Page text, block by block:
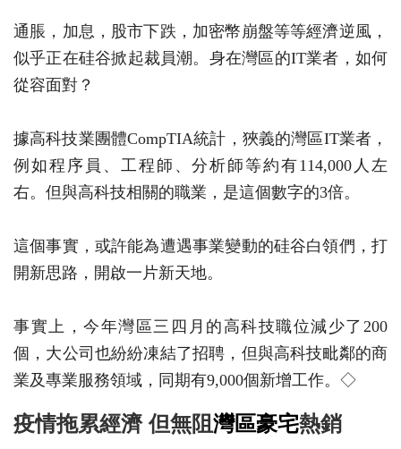
通脹，加息，股市下跌，加密幣崩盤等等經濟逆風，
似乎正在硅谷掀起裁員潮。身在灣區的IT業者，如何
從容面對？
據高科技業團體CompTIA統計，狹義的灣區IT業者，
例如程序員、工程師、分析師等約有114,000人左
右。但與高科技相關的職業，是這個數字的3倍。
這個事實，或許能為遭遇事業變動的硅谷白領們，打
開新思路，開啟一片新天地。
事實上，今年灣區三四月的高科技職位減少了200
個，大公司也紛紛凍結了招聘，但與高科技毗鄰的商
業及專業服務領域，同期有9,000個新增工作。◇
疫情拖累經濟 但無阻灣區豪宅熱銷